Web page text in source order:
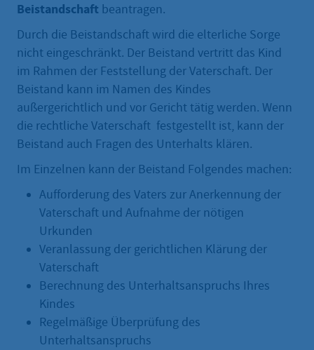
Beistandschaft beantragen.
Durch die Beistandschaft wird die elterliche Sorge
nicht eingeschränkt. Der Beistand vertritt das Kind
im Rahmen der Feststellung der Vaterschaft. Der
Beistand kann im Namen des Kindes
außergerichtlich und vor Gericht tätig werden. Wenn
die rechtliche Vaterschaft festgestellt ist, kann der
Beistand auch Fragen des Unterhalts klären.
Im Einzelnen kann der Beistand Folgendes machen:
Aufforderung des Vaters zur Anerkennung der
Vaterschaft und Aufnahme der nötigen
Urkunden
Veranlassung der gerichtlichen Klärung der
Vaterschaft
Berechnung des Unterhaltsanspruchs Ihres
Kindes
Regelmäßige Überprüfung des
Unterhaltsanspruchs